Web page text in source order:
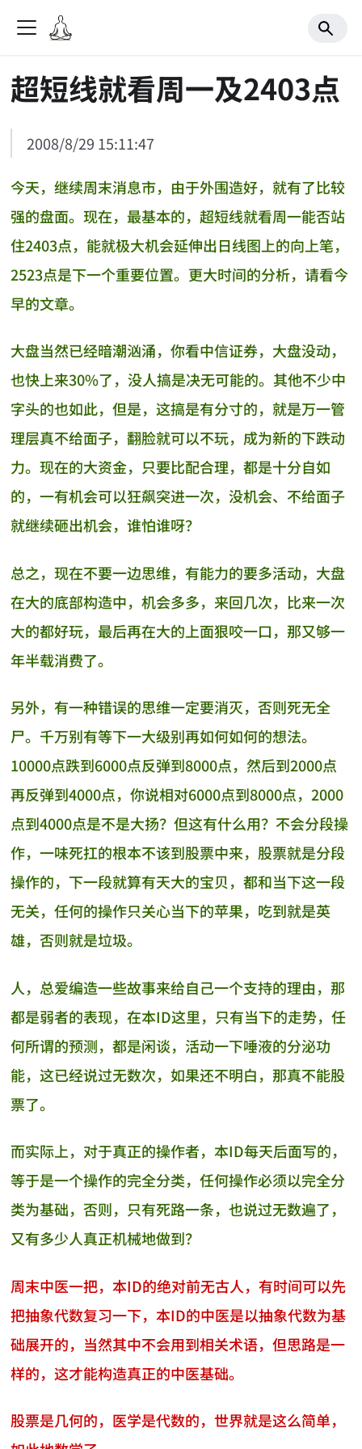
超短线就看周一及2403点
2008/8/29 15:11:47
今天，继续周末消息市，由于外围造好，就有了比较
强的盘面。现在，最基本的，超短线就看周一能否站
住2403点，能就极大机会延伸出日线图上的向上笔，
2523点是下一个重要位置。更大时间的分析，请看今
早的文章。
大盘当然已经暗潮汹涌，你看中信证券，大盘没动，
也快上来30%了，没人搞是决无可能的。其他不少中
字头的也如此，但是，这搞是有分寸的，就是万一管
理层真不给面子，翻脸就可以不玩，成为新的下跌动
力。现在的大资金，只要比配合理，都是十分自如
的，一有机会可以狂飙突进一次，没机会、不给面子
就继续砸出机会，谁怕谁呀？
总之，现在不要一边思维，有能力的要多活动，大盘
在大的底部构造中，机会多多，来回几次，比来一次
大的都好玩，最后再在大的上面狠咬一口，那又够一
年半载消费了。
另外，有一种错误的思维一定要消灭，否则死无全
尸。千万别有等下一大级别再如何如何的想法。
10000点跌到6000点反弹到8000点，然后到2000点
再反弹到4000点，你说相对6000点到8000点，2000
点到4000点是不是大扬？但这有什么用？不会分段操
作，一味死扛的根本不该到股票中来，股票就是分段
操作的，下一段就算有天大的宝贝，都和当下这一段
无关，任何的操作只关心当下的苹果，吃到就是英
雄，否则就是垃圾。
人，总爱编造一些故事来给自己一个支持的理由，那
都是弱者的表现，在本ID这里，只有当下的走势，任
何所谓的预测，都是闲谈，活动一下唾液的分泌功
能，这已经说过无数次，如果还不明白，那真不能股
票了。
而实际上，对于真正的操作者，本ID每天后面写的，
等于是一个操作的完全分类，任何操作必须以完全分
类为基础，否则，只有死路一条，也说过无数遍了，
又有多少人真正机械地做到？
周末中医一把，本ID的绝对前无古人，有时间可以先
把抽象代数复习一下，本ID的中医是以抽象代数为基
础展开的，当然其中不会用到相关术语，但思路是一
样的，这才能构造真正的中医基础。
股票是几何的，医学是代数的，世界就是这么简单，